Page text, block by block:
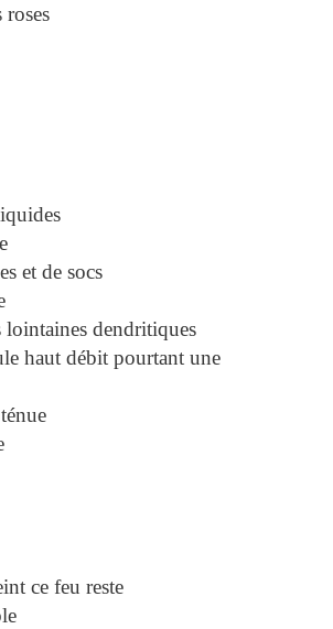
roses
et de socs
lointaines dendritiques
haut débit pourtant une
ce feu reste